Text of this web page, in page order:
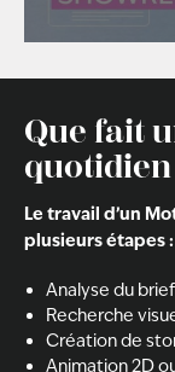
Que fait
quotidien
Le travail d’un
plusieurs étapes :
Analyse du
Recherche
Création de
Animation 2D